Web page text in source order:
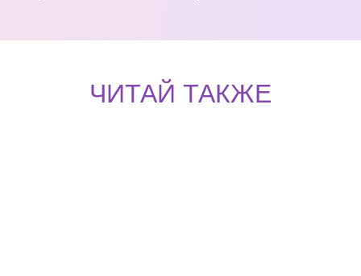
ЧИТАЙ ТАКЖЕ